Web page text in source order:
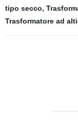
tipo secco,
Trasformatore ad